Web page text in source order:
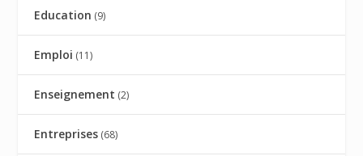
Education (9)
Emploi (11)
Enseignement (2)
Entreprises (68)